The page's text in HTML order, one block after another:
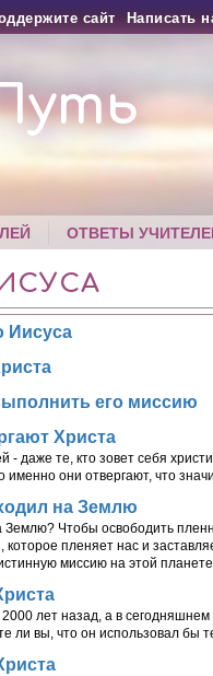
сайт Написать
ОТВЕТЫ
Иисуса
его миссию
Христа
- даже те, кто зовет себя
именно они отвергают, что
на Землю
Чтобы освободить
которое пленяет нас и
миссию на этой
лет назад, а в
ли вы, что он использовал бы